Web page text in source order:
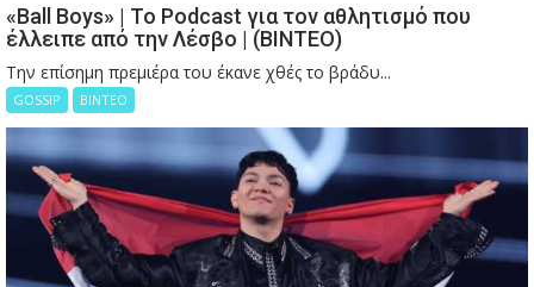
«Ball Boys» | Το Podcast για τον αθλητισμό που
έλλειπε από την Λέσβο | (ΒΙΝΤΕΟ)
Την επίσημη πρεμιέρα του έκανε χθές το βράδυ...
GOSSIP ΒΙΝΤΕΟ